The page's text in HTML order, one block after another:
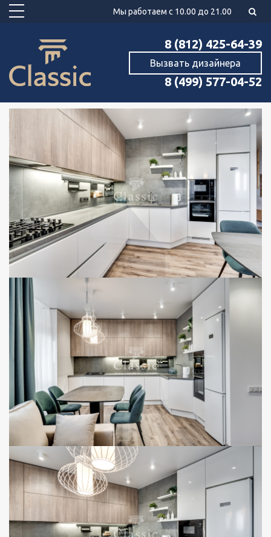
Мы работаем с 10.00 до 21.00
8 (812) 425-64-39
Вызвать дизайнера
8 (499) 577-04-52